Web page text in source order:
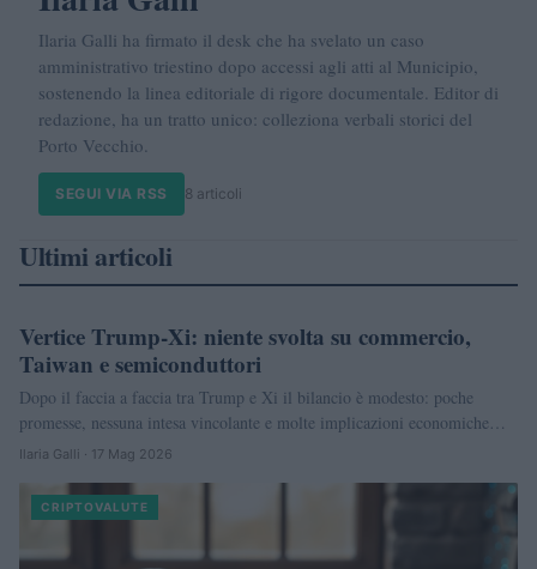
Ilaria Galli ha firmato il desk che ha svelato un caso
amministrativo triestino dopo accessi agli atti al Municipio,
sostenendo la linea editoriale di rigore documentale. Editor di
redazione, ha un tratto unico: colleziona verbali storici del
Porto Vecchio.
SEGUI VIA RSS 8 articoli
Ultimi articoli
FINANZA
Vertice Trump‑Xi: niente svolta su commercio,
Taiwan e semiconduttori
Dopo il faccia a faccia tra Trump e Xi il bilancio è modesto: poche
promesse, nessuna intesa vincolante e molte implicazioni economiche…
Ilaria Galli · 17 Mag 2026
CRIPTOVALUTE